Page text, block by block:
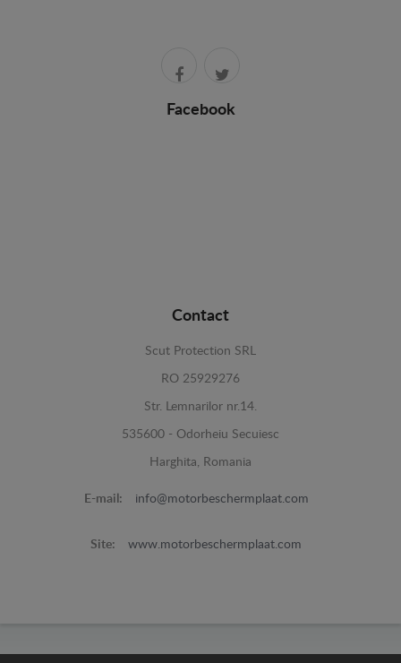
Facebook
Contact
Scut Protection SRL
RO 25929276
Str. Lemnarilor nr.14.
535600 - Odorheiu Secuiesc
Harghita, Romania
E-mail: info@motorbeschermplaat.com
Site: www.motorbeschermplaat.com